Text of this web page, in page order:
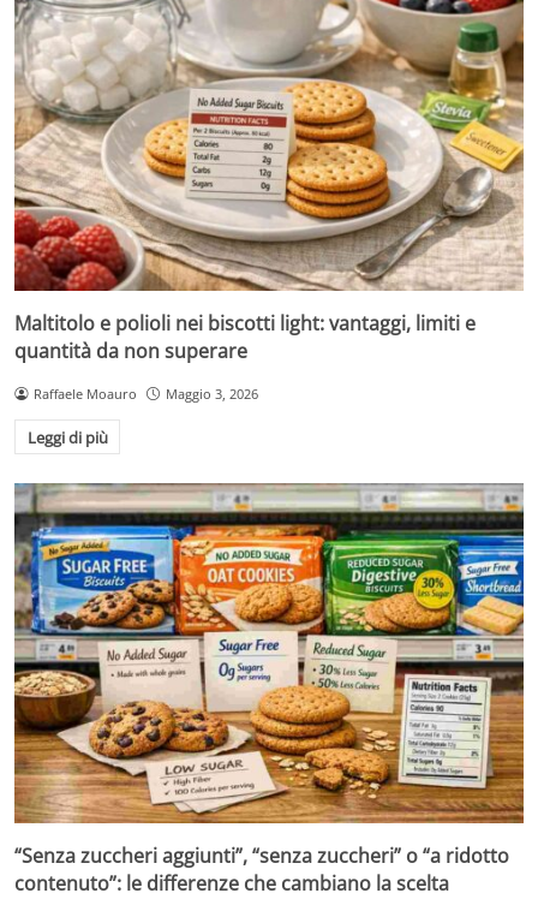
Maltitolo e polioli nei biscotti light: vantaggi, limiti e
quantità da non superare
Raffaele Moauro Maggio 3, 2026
Leggi di più
“Senza zuccheri aggiunti”, “senza zuccheri” o “a ridotto
contenuto”: le differenze che cambiano la scelta